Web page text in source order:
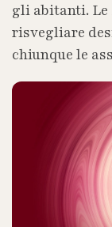
gli abitanti. Le
risvegliare
chiunque le